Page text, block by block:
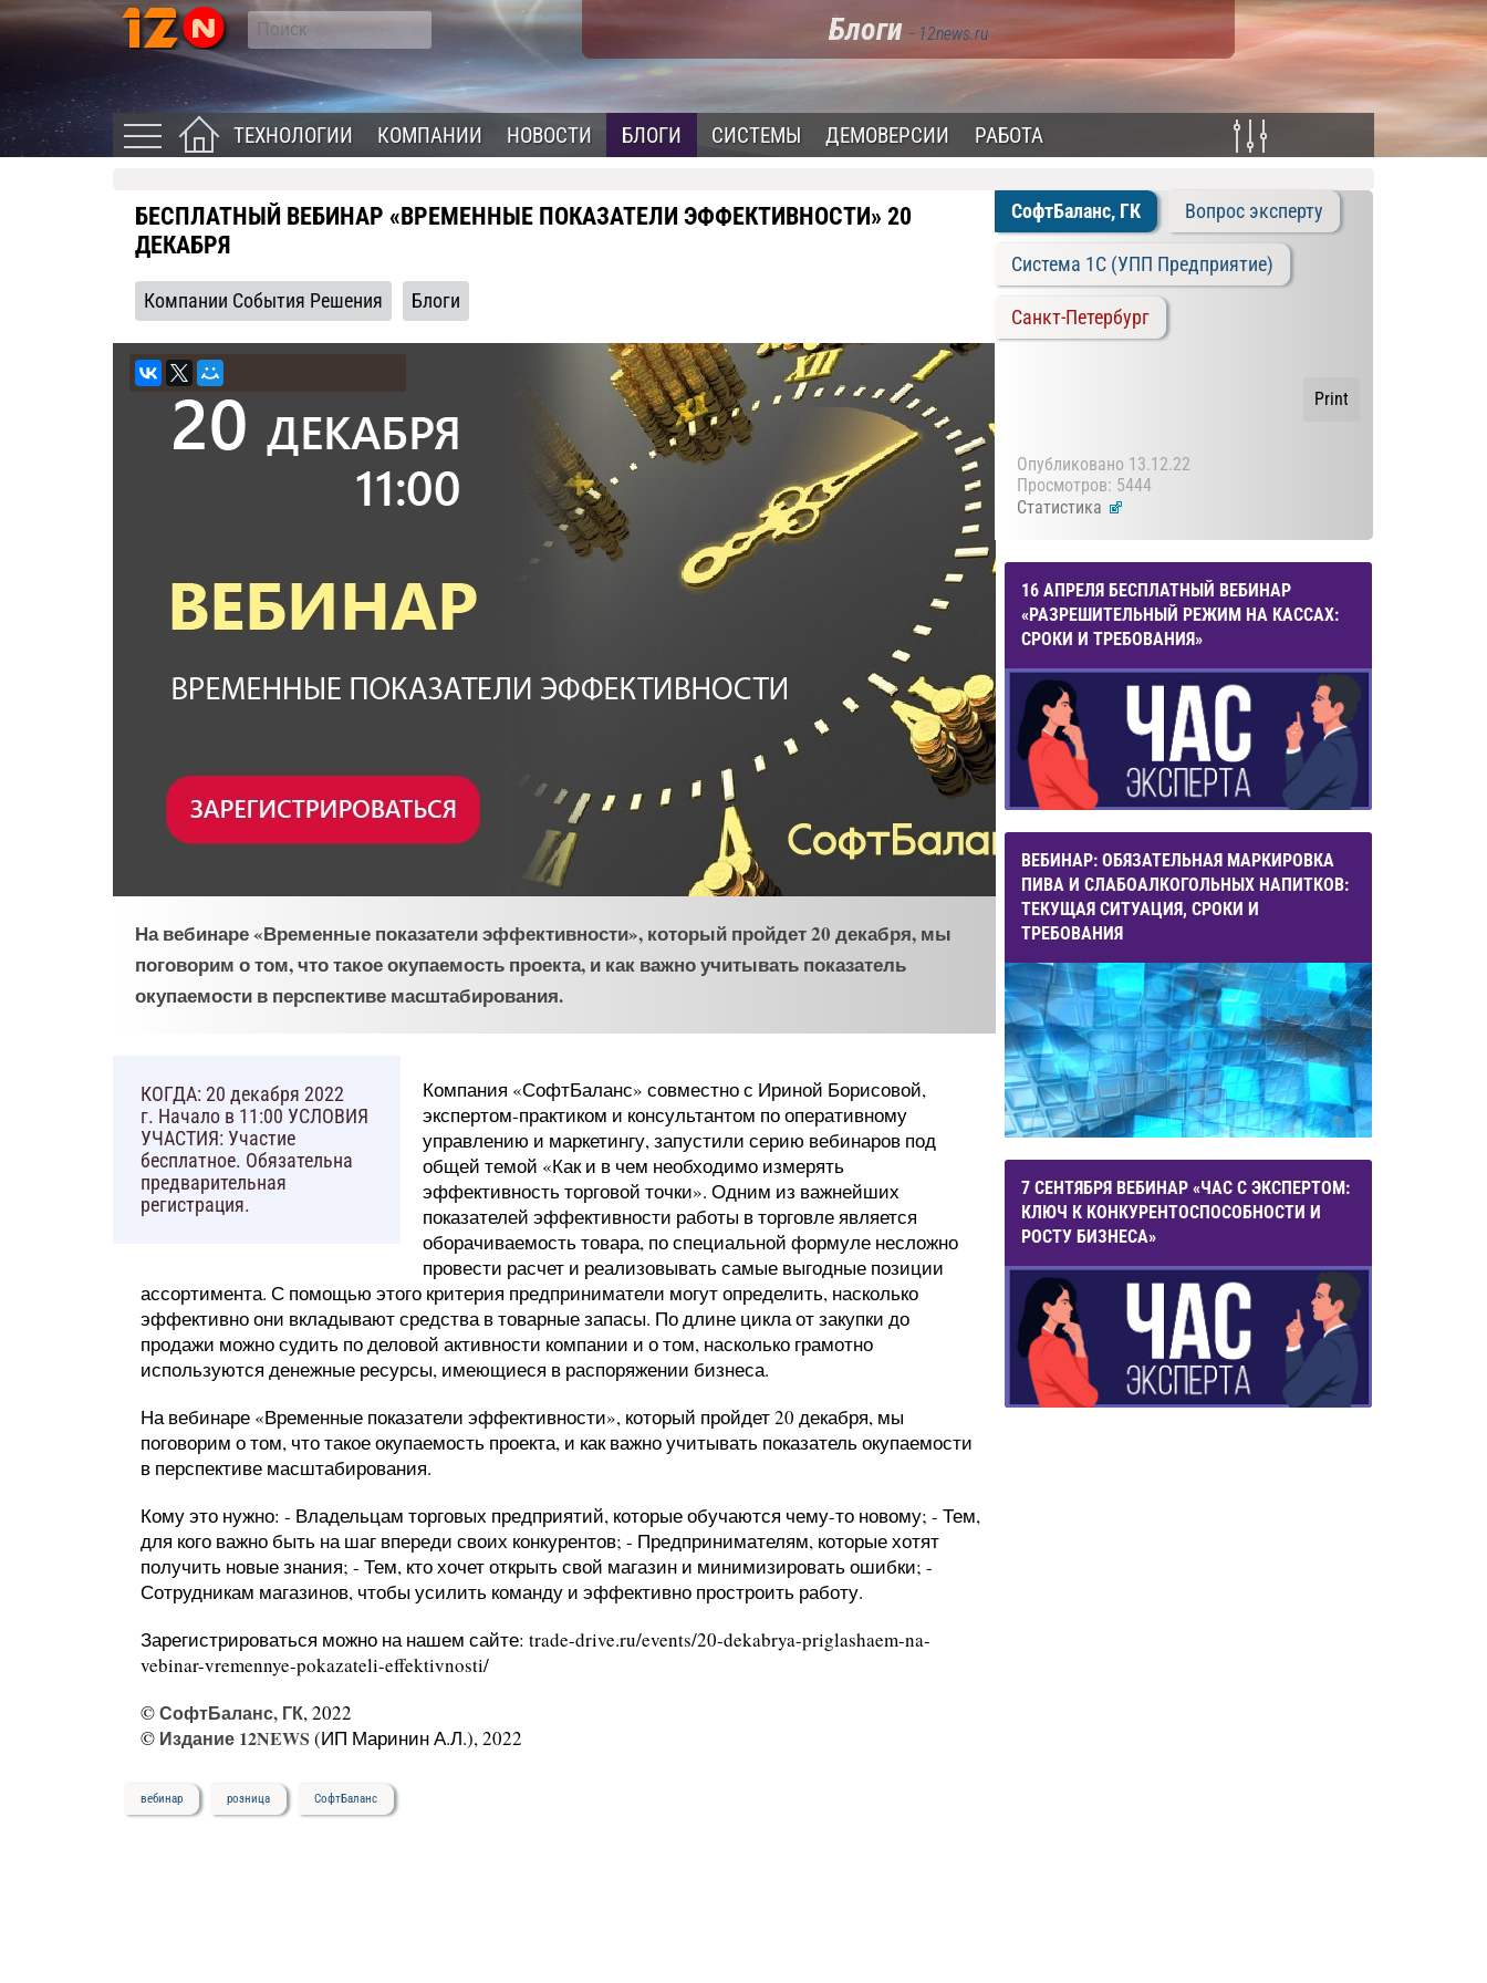
Блоги - 12news.ru
ТЕХНОЛОГИИ КОМПАНИИ НОВОСТИ БЛОГИ СИСТЕМЫ ДЕМОВЕРСИИ РАБОТА
БЕСПЛАТНЫЙ ВЕБИНАР «ВРЕМЕННЫЕ ПОКАЗАТЕЛИ ЭФФЕКТИВНОСТИ» 20
ДЕКАБРЯ
Компании События Решения Блоги
На вебинаре «Временные показатели эффективности», который пройдет 20 декабря, мы
поговорим о том, что такое окупаемость проекта, и как важно учитывать показатель
окупаемости в перспективе масштабирования.
КОГДА: 20 декабря 2022
г. Начало в 11:00 УСЛОВИЯ
УЧАСТИЯ: Участие
бесплатное. Обязательна
предварительная
регистрация.
Компания «‎‎СофтБаланс» совместно с Ириной Борисовой,
экспертом-практиком и консультантом по оперативному
управлению и маркетингу, запустили серию вебинаров под
общей темой «‎‎Как и в чем необходимо измерять
эффективность торговой точки». Одним из важнейших
показателей эффективности работы в торговле является
оборачиваемость товара, по специальной формуле несложно
провести расчет и реализовывать самые выгодные позиции
ассортимента. С помощью этого критерия предприниматели могут определить, насколько
эффективно они вкладывают средства в товарные запасы. По длине цикла от закупки до
продажи можно судить по деловой активности компании и о том, насколько грамотно
используются денежные ресурсы, имеющиеся в распоряжении бизнеса.
На вебинаре «Временные показатели эффективности», который пройдет 20 декабря, мы
поговорим о том, что такое окупаемость проекта, и как важно учитывать показатель окупаемости
в перспективе масштабирования.
Кому это нужно: - Владельцам торговых предприятий, которые обучаются чему-то новому; - Тем,
для кого важно быть на шаг впереди своих конкурентов; - Предпринимателям, которые хотят
получить новые знания; - Тем, кто хочет открыть свой магазин и минимизировать ошибки; -
Сотрудникам магазинов, чтобы усилить команду и эффективно простроить работу.
Зарегистрироваться можно на нашем сайте: trade-drive.ru/events/20-dekabrya-priglashaem-na-
vebinar-vremennye-pokazateli-effektivnosti/
©СофтБаланс, ГК, 2022
© Издание 12NEWS (ИП Маринин А.Л.), 2022
вебинар розница СофтБаланс
СофтБаланс, ГК Вопрос эксперту
Система 1C (УПП Предприятие)
Санкт-Петербург
Print
Опубликовано 13.12.22
Просмотров: 5444
Статистика
16 АПРЕЛЯ БЕСПЛАТНЫЙ ВЕБИНАР
«РАЗРЕШИТЕЛЬНЫЙ РЕЖИМ НА КАССАХ:
СРОКИ И ТРЕБОВАНИЯ»
ВЕБИНАР: ОБЯЗАТЕЛЬНАЯ МАРКИРОВКА
ПИВА И СЛАБОАЛКОГОЛЬНЫХ НАПИТКОВ:
ТЕКУЩАЯ СИТУАЦИЯ, СРОКИ И
ТРЕБОВАНИЯ
7 СЕНТЯБРЯ ВЕБИНАР «ЧАС С ЭКСПЕРТОМ:
КЛЮЧ К КОНКУРЕНТОСПОСОБНОСТИ И
РОСТУ БИЗНЕСА»